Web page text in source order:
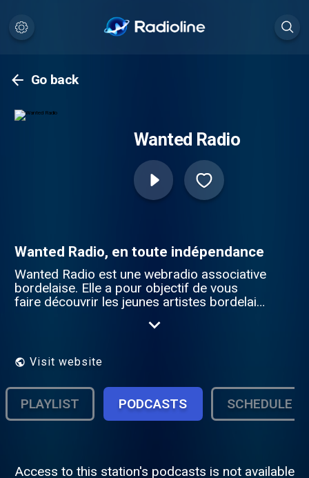
Go back
Wanted Radio
Wanted Radio, en toute indépendance
Wanted Radio est une webradio associative
bordelaise. Elle a pour objectif de vous
faire découvrir les jeunes artistes bordelais
Visit website
PLAYLIST PODCASTS SCHEDULE
Access to this station's podcasts is not available